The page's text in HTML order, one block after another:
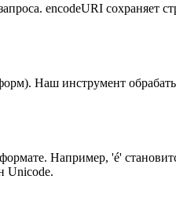
encodeURI
Наш инструмент
Например, 'é'
Unicode.